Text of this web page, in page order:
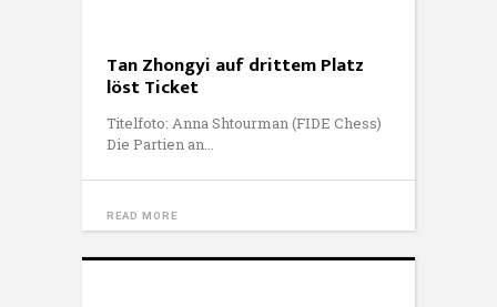
Tan Zhongyi auf drittem Platz
löst Ticket
Titelfoto: Anna Shtourman (FIDE Chess)
Die Partien an
READ MORE